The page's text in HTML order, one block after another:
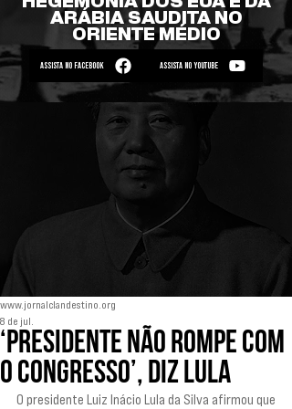
ARÁBIA SAUDITA NO
ORIENTE MÉDIO
ASSISTA NO FACEBOOK ASSISTA NO YOUTUBE
‘Presidente não rompe com
o Congresso’, diz Lula
www.jornalclandestino.org
8 de jul.
O presidente Luiz Inácio Lula da Silva afirmou que